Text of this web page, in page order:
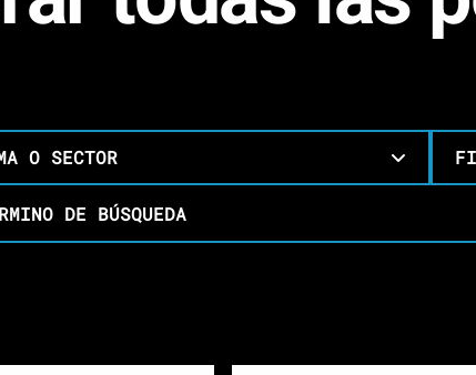
O SECTOR